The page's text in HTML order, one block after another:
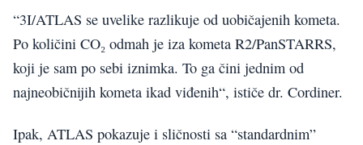
“3I/ATLAS se uvelike razlikuje od uobičajenih kometa.
Po količini CO₂ odmah je iza kometa R2/PanSTARRS,
koji je sam po sebi iznimka. To ga čini jednim od
najneobičnijih kometa ikad viđenih“, ističe dr. Cordiner.
Ipak, ATLAS pokazuje i sličnosti sa “standardnim”